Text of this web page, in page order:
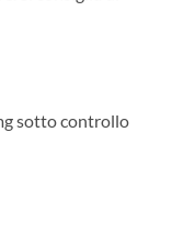
sotto controllo